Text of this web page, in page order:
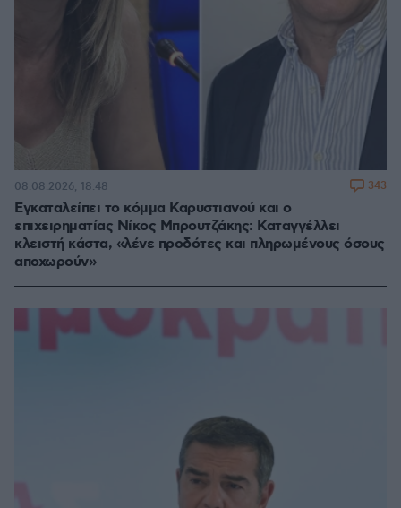
Εγκαταλείπει το κόμμα Καρυστιανού και ο
επιχειρηματίας Νίκος Μπρουτζάκης: Καταγγέλλει
κλειστή κάστα, «λένε προδότες και πληρωμένους όσους
αποχωρούν»
08.08.2026, 18:48 343